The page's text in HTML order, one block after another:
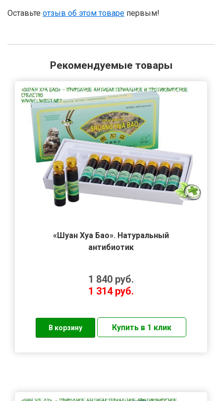
Оставьте отзыв об этом товаре первым!
Рекомендуемые товары
«Шуан Хуа Бао». Натуральный
антибиотик
1 840 руб.
1 314 руб.